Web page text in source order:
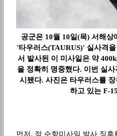
공군은 10월 10일(목) 서해상
'타우러스(TAURUS)' 실사격
서 발사된 이 미사일은 약
을 정확히 명중했다. 이번 실
시됐다. 사진은 타우러스를
하고 있는 F-
먼저, 적 순항미사일 발사 징후